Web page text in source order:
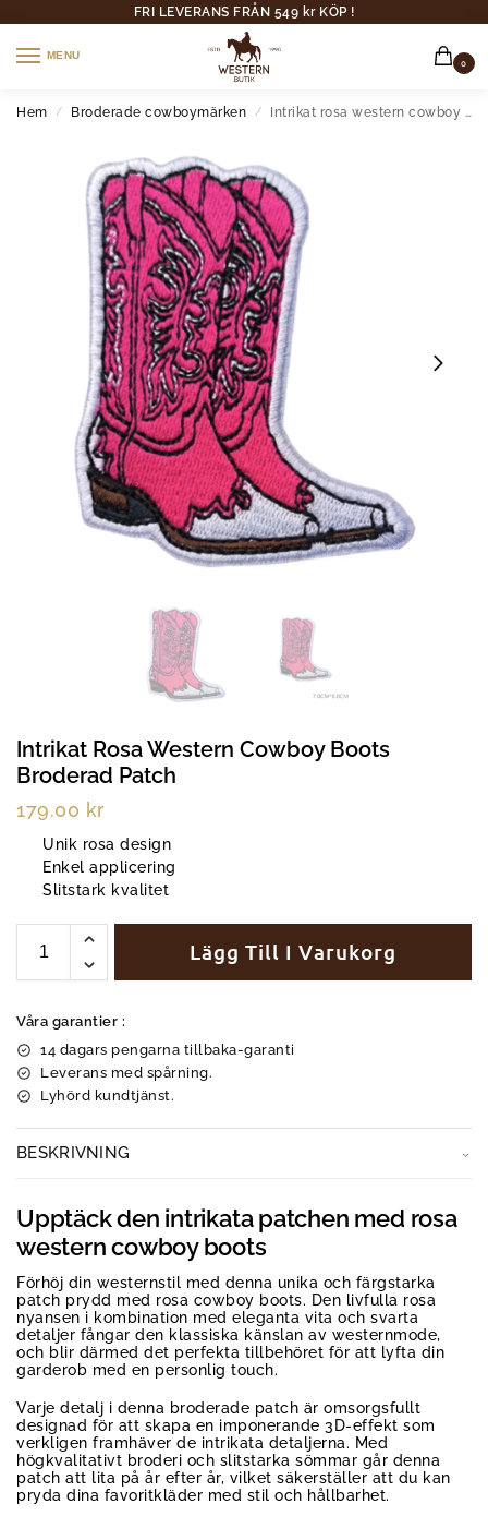
FRI LEVERANS FRÅN 549 kr KÖP !
MENU
0
Hem / Broderade cowboymärken / Intrikat rosa western cowboy boots broderad patch
Intrikat Rosa Western Cowboy Boots
Broderad Patch
179.00 kr
Unik rosa design
Enkel applicering
Slitstark kvalitet
Lägg Till I Varukorg
Våra garantier :
14 dagars pengarna tillbaka-garanti
Leverans med spårning.
Lyhörd kundtjänst.
BESKRIVNING
Upptäck den intrikata patchen med rosa
western cowboy boots
Förhöj din westernstil med denna unika och färgstarka
patch prydd med rosa cowboy boots. Den livfulla rosa
nyansen i kombination med eleganta vita och svarta
detaljer fångar den klassiska känslan av westernmode,
och blir därmed det perfekta tillbehöret för att lyfta din
garderob med en personlig touch.
Varje detalj i denna broderade patch är omsorgsfullt
designad för att skapa en imponerande 3D-effekt som
verkligen framhäver de intrikata detaljerna. Med
högkvalitativt broderi och slitstarka sömmar går denna
patch att lita på år efter år, vilket säkerställer att du kan
pryda dina favoritkläder med stil och hållbarhet.